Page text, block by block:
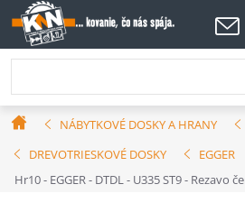
Prejsť
na
obsah
DomovNÁBYTKOVÉ DOSKY A HRANY
DREVOTRIESKOVÉ DOSKY
EGGER
Hr10 - EGGER - DTDL - U335 ST9 - Rezavo